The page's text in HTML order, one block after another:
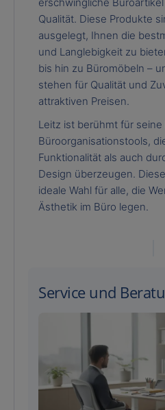
Qualität. Diese Produkte
ausgelegt, Ihnen die
und Langlebigkeit zu
bis hin zu Büromöbeln –
stehen für Qualität und
attraktiven Preisen.
Leitz ist berühmt für
Büroorganisationstools,
Funktionalität als auch
Design überzeugen.
ideale Wahl für alle, die
Ästhetik im Büro legen.
Service und